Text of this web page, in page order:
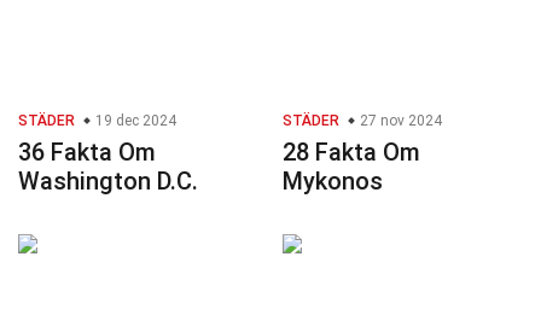
STÄDER 19 dec 2024
36 Fakta Om
Washington D.C.
STÄDER 27 nov 2024
28 Fakta Om
Mykonos